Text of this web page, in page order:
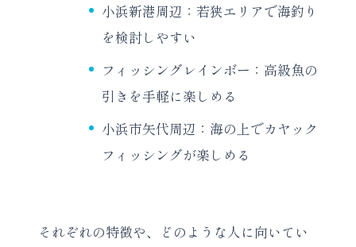
小浜新港周辺：若狭エリアで海釣り
を検討しやすい
フィッシングレインボー：高級魚の
引きを手軽に楽しめる
小浜市矢代周辺：海の上でカヤック
フィッシングが楽しめる
それぞれの特徴や、どのような人に向いてい